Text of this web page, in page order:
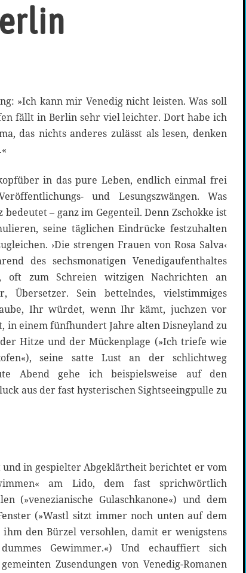
»Ich kann mir Venedig nicht leisten. Was soll
fällt in Berlin sehr viel leichter. Dort habe ich
das nichts anderes zulässt als lesen, denken
in das pure Leben, endlich einmal frei
und Lesungszwängen. Was
– ganz im Gegenteil. Denn Zschokke ist
seine täglichen Eindrücke festzuhalten
›Die strengen Frauen von Rosa Salva‹
des sechsmonatigen Venedigaufenthaltes
oft zum Schreien witzigen Nachrichten an
Übersetzer. Sein bettelndes, vielstimmiges
Ihr würdet, wenn Ihr kämt, juchzen vor
in einem fünfhundert Jahre alten Disneyland zu
Hitze und der Mückenplage (»Ich triefe wie
seine satte Lust an der schlichtweg
Abend gehe ich beispielsweise auf den
aus der fast hysterischen Sightseeingpulle zu
in gespielter Abgeklärtheit berichtet er vom
am Lido, dem fast sprichwörtlich
(»venezianische Gulaschkanone«) und dem
(»Wastl sitzt immer noch unten auf dem
den Bürzel versohlen, damit er wenigstens
Gewimmer.«) Und echauffiert sich
Zusendungen von Venedig-Romanen